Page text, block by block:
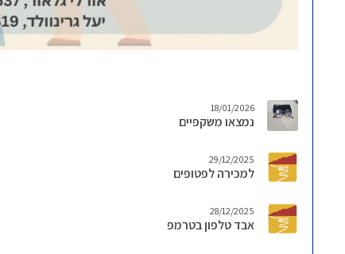
18/01/2026
נמצאו משקפיים
29/12/2025
למכירה לפטופים
28/12/2025
אבד טלפון בטרמפ